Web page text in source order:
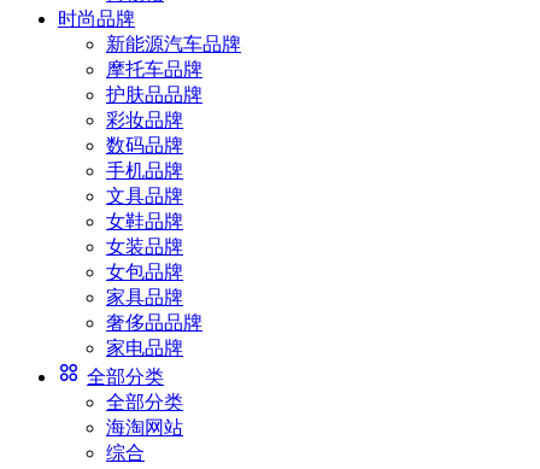
时尚品牌
新能源汽车品牌
摩托车品牌
护肤品品牌
彩妆品牌
数码品牌
手机品牌
文具品牌
女鞋品牌
女装品牌
女包品牌
家具品牌
奢侈品品牌
家电品牌
全部分类
全部分类
海淘网站
综合